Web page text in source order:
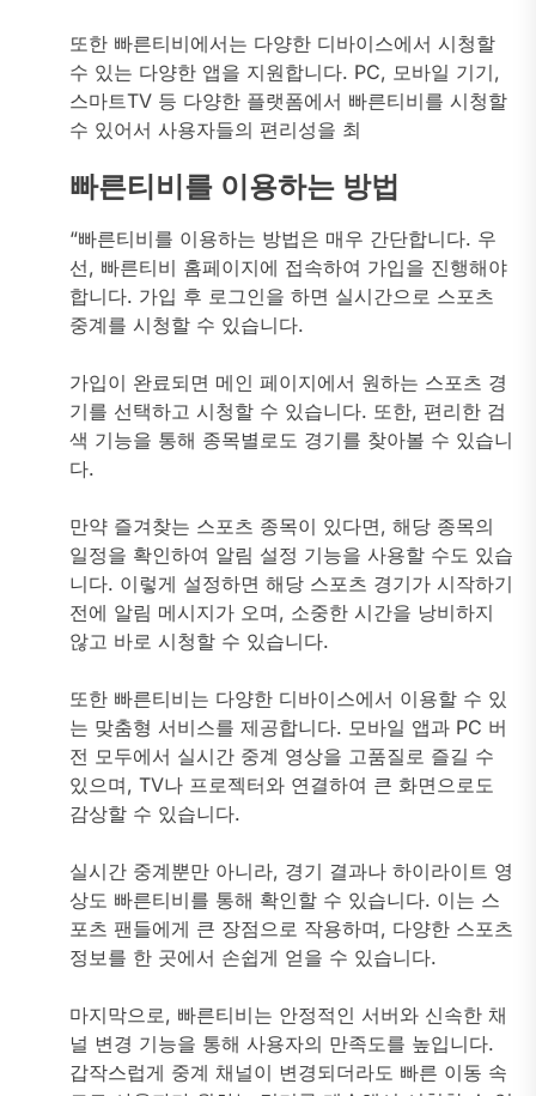
또한 빠른티비에서는 다양한 디바이스에서 시청할
수 있는 다양한 앱을 지원합니다. PC, 모바일 기기,
스마트TV 등 다양한 플랫폼에서 빠른티비를 시청할
수 있어서 사용자들의 편리성을 최
빠른티비를 이용하는 방법
“빠른티비를 이용하는 방법은 매우 간단합니다. 우
선, 빠른티비 홈페이지에 접속하여 가입을 진행해야
합니다. 가입 후 로그인을 하면 실시간으로 스포츠
중계를 시청할 수 있습니다.
가입이 완료되면 메인 페이지에서 원하는 스포츠 경
기를 선택하고 시청할 수 있습니다. 또한, 편리한 검
색 기능을 통해 종목별로도 경기를 찾아볼 수 있습니
다.
만약 즐겨찾는 스포츠 종목이 있다면, 해당 종목의
일정을 확인하여 알림 설정 기능을 사용할 수도 있습
니다. 이렇게 설정하면 해당 스포츠 경기가 시작하기
전에 알림 메시지가 오며, 소중한 시간을 낭비하지
않고 바로 시청할 수 있습니다.
또한 빠른티비는 다양한 디바이스에서 이용할 수 있
는 맞춤형 서비스를 제공합니다. 모바일 앱과 PC 버
전 모두에서 실시간 중계 영상을 고품질로 즐길 수
있으며, TV나 프로젝터와 연결하여 큰 화면으로도
감상할 수 있습니다.
실시간 중계뿐만 아니라, 경기 결과나 하이라이트 영
상도 빠른티비를 통해 확인할 수 있습니다. 이는 스
포츠 팬들에게 큰 장점으로 작용하며, 다양한 스포츠
정보를 한 곳에서 손쉽게 얻을 수 있습니다.
마지막으로, 빠른티비는 안정적인 서버와 신속한 채
널 변경 기능을 통해 사용자의 만족도를 높입니다.
갑작스럽게 중계 채널이 변경되더라도 빠른 이동 속